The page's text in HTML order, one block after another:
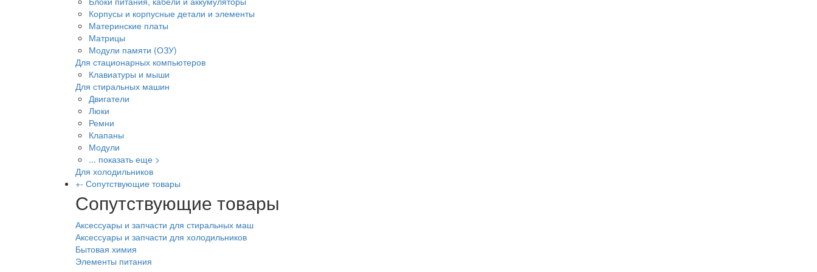
Корпусы и корпусные детали и элементы
Материнские платы
Матрицы
Модули памяти (ОЗУ)
Для стационарных компьютеров
Клавиатуры и мыши
Для стиральных машин
Двигатели
Люки
Ремни
Клапаны
Модули
... показать еще >
Для холодильников
+- Сопутствующие товары
Сопутствующие товары
Аксессуары и запчасти для стиральных маш
Аксессуары и запчасти для холодильников
Бытовая химия
Элементы питания